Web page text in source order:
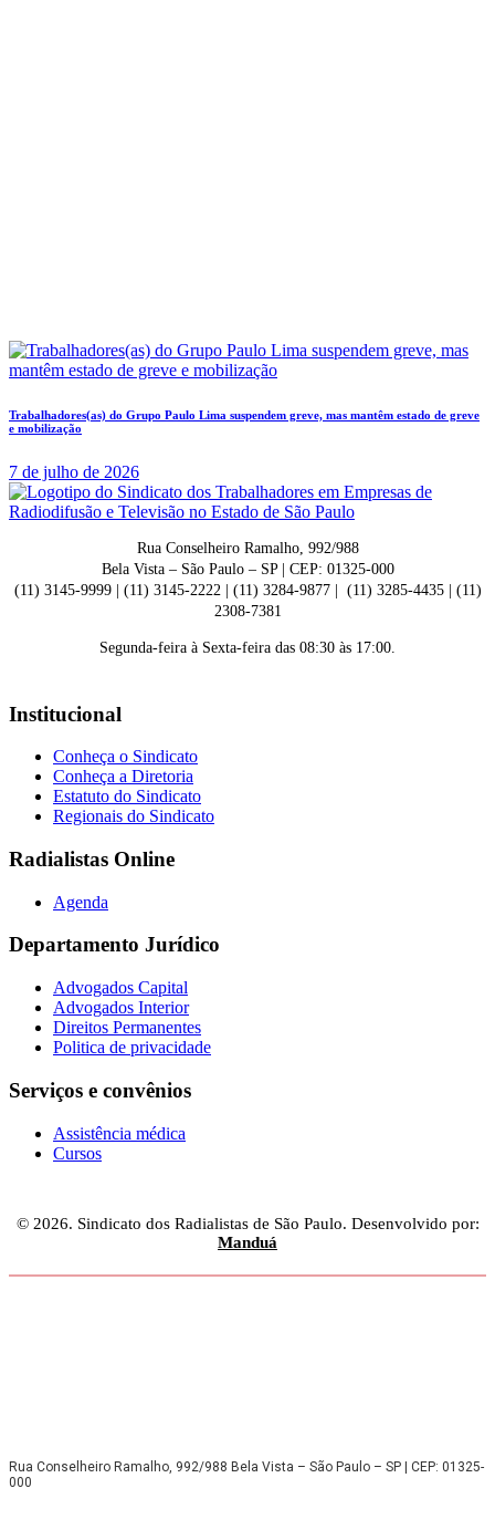
Trabalhadores(as) do Grupo Paulo Lima suspendem greve, mas mantêm estado de greve
e mobilização
7 de julho de 2026
Rua Conselheiro Ramalho, 992/988
Bela Vista – São Paulo – SP | CEP: 01325-000
(11) 3145-9999 | (11) 3145-2222 | (11) 3284-9877 | (11) 3285-4435 | (11)
2308-7381
Segunda-feira à Sexta-feira das 08:30 às 17:00.
Institucional
Conheça o Sindicato
Conheça a Diretoria
Estatuto do Sindicato
Regionais do Sindicato
Radialistas Online
Agenda
Departamento Jurídico
Advogados Capital
Advogados Interior
Direitos Permanentes
Politica de privacidade
Serviços e convênios
Assistência médica
Cursos
© 2026. Sindicato dos Radialistas de São Paulo. Desenvolvido por:
Manduá
Rua Conselheiro Ramalho, 992/988 Bela Vista – São Paulo – SP | CEP: 01325-
000